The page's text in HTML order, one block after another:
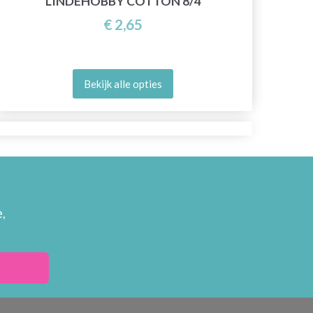
€ 2,65
Bekijk alle opties